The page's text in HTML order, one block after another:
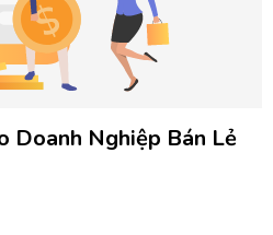
Doanh Nghiệp Bán Lẻ